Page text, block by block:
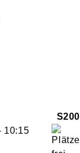
S200
10:15